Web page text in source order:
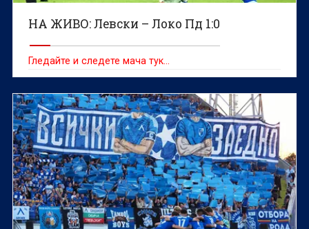
НА ЖИВО: Левски – Локо Пд 1:0
Гледайте и следете мача тук…